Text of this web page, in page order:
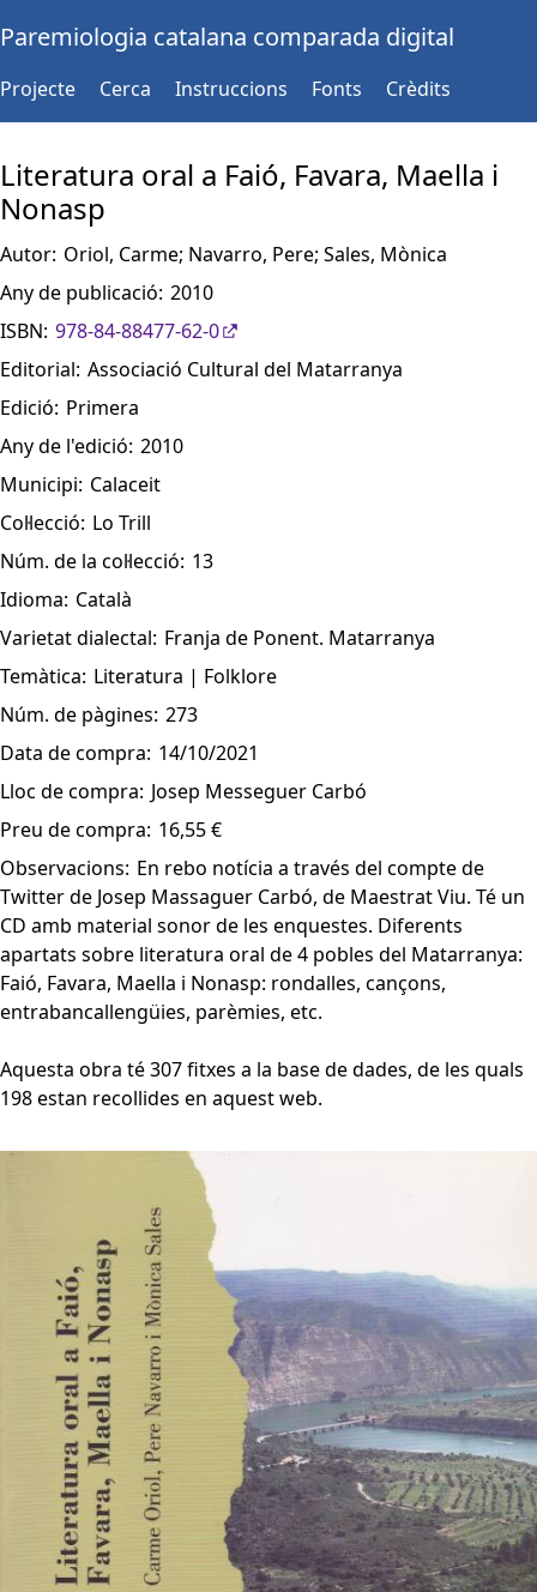
Paremiologia catalana comparada digital
Projecte Cerca Instruccions Fonts Crèdits
Literatura oral a Faió, Favara, Maella i
Nonasp
Autor: Oriol, Carme; Navarro, Pere; Sales, Mònica
Any de publicació: 2010
ISBN: 978-84-88477-62-0
Editorial: Associació Cultural del Matarranya
Edició: Primera
Any de l'edició: 2010
Municipi: Calaceit
Col·lecció: Lo Trill
Núm. de la col·lecció: 13
Idioma: Català
Varietat dialectal: Franja de Ponent. Matarranya
Temàtica: Literatura | Folklore
Núm. de pàgines: 273
Data de compra: 14/10/2021
Lloc de compra: Josep Messeguer Carbó
Preu de compra: 16,55 €
Observacions: En rebo notícia a través del compte de
Twitter de Josep Massaguer Carbó, de Maestrat Viu. Té un
CD amb material sonor de les enquestes. Diferents
apartats sobre literatura oral de 4 pobles del Matarranya:
Faió, Favara, Maella i Nonasp: rondalles, cançons,
entrabancallengüies, parèmies, etc.
Aquesta obra té 307 fitxes a la base de dades, de les quals
198 estan recollides en aquest web.